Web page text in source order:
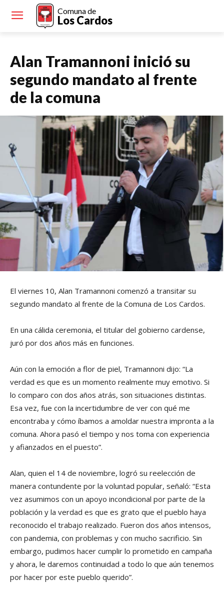
Comuna de
Los Cardos
Alan Tramannoni inició su
segundo mandato al frente
de la comuna
El viernes 10, Alan Tramannoni comenzó a transitar su
segundo mandato al frente de la Comuna de Los Cardos.
En una cálida ceremonia, el titular del gobierno cardense,
juró por dos años más en funciones.
Aún con la emoción a flor de piel, Tramannoni dijo: “La
verdad es que es un momento realmente muy emotivo. Si
lo comparo con dos años atrás, son situaciones distintas.
Esa vez, fue con la incertidumbre de ver con qué me
encontraba y cómo íbamos a amoldar nuestra impronta a la
comuna. Ahora pasó el tiempo y nos toma con experiencia
y afianzados en el puesto”.
Alan, quien el 14 de noviembre, logró su reelección de
manera contundente por la voluntad popular, señaló: “Esta
vez asumimos con un apoyo incondicional por parte de la
población y la verdad es que es grato que el pueblo haya
reconocido el trabajo realizado. Fueron dos años intensos,
con pandemia, con problemas y con mucho sacrificio. Sin
embargo, pudimos hacer cumplir lo prometido en campaña
y ahora, le daremos continuidad a todo lo que aún tenemos
por hacer por este pueblo querido”.